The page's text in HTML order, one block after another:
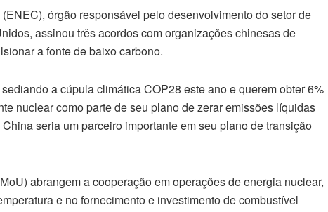
órgão responsável pelo desenvolvimento do setor de
assinou três acordos com organizações chinesas de
a fonte de baixo carbono.
a cúpula climática COP28 este ano e querem obter 6%
nuclear como parte de seu plano de zerar emissões líquidas
seria um parceiro importante em seu plano de transição
abrangem a cooperação em operações de energia nuclear,
e no fornecimento e investimento de combustível